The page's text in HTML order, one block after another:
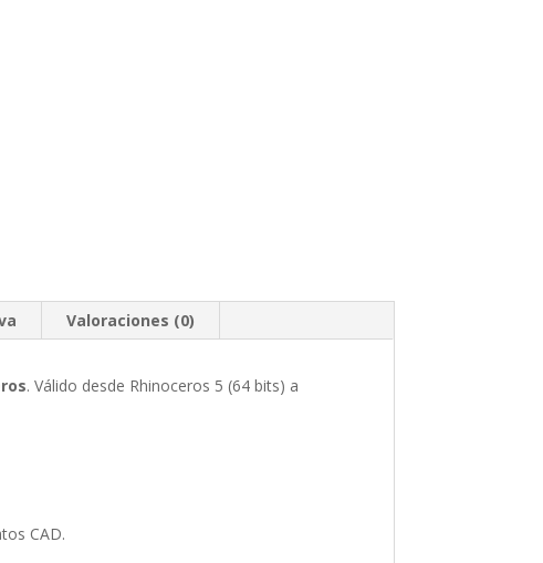
Valoraciones (0)
. Válido desde Rhinoceros 5 (64 bits) a
CAD.